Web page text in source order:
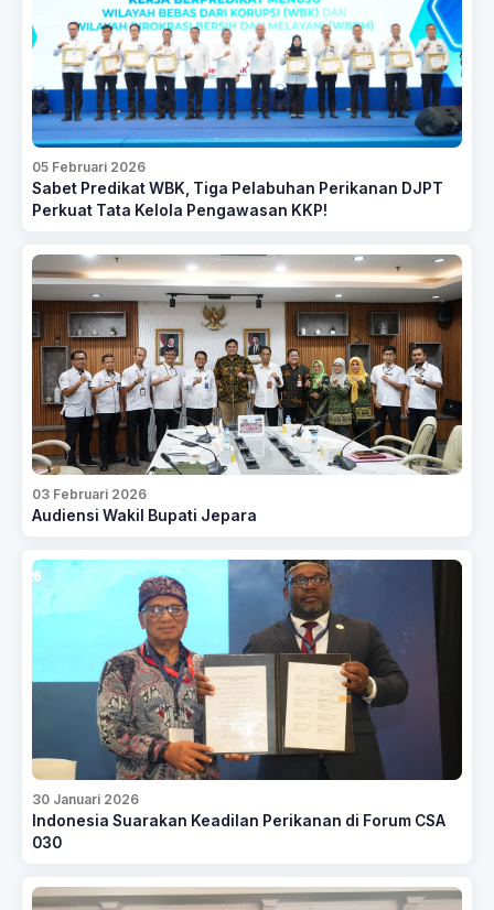
05 Februari 2026
Sabet Predikat WBK, Tiga Pelabuhan Perikanan DJPT
Perkuat Tata Kelola Pengawasan KKP!
03 Februari 2026
Audiensi Wakil Bupati Jepara
30 Januari 2026
Indonesia Suarakan Keadilan Perikanan di Forum CSA
030